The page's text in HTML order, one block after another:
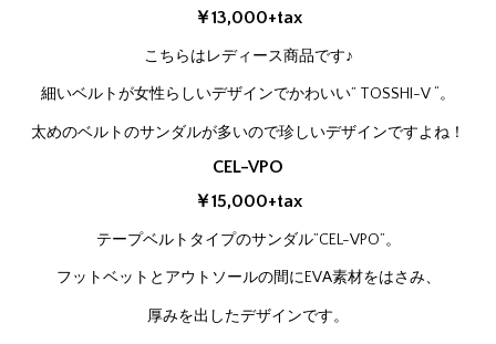
￥13,000+tax
こちらはレディース商品です♪
細いベルトが女性らしいデザインでかわいい” TOSSHI-V “。
太めのベルトのサンダルが多いので珍しいデザインですよね！
CEL-VPO
￥15,000+tax
テープベルトタイプのサンダル”CEL-VPO”。
フットベットとアウトソールの間にEVA素材をはさみ、
厚みを出したデザインです。